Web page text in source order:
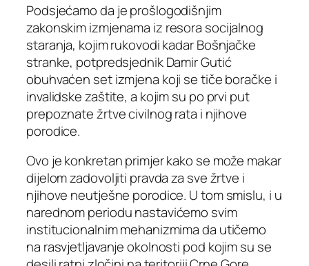
Podsjećamo da je prošlogodišnjim
zakonskim izmjenama iz resora socijalnog
staranja, kojim rukovodi kadar Bošnjačke
stranke, potpredsjednik Damir Gutić
obuhvaćen set izmjena koji se tiče boračke i
invalidske zaštite, a kojim su po prvi put
prepoznate žrtve civilnog rata i njihove
porodice.
Ovo je konkretan primjer kako se može makar
dijelom zadovoljiti pravda za sve žrtve i
njihove neutješne porodice. U tom smislu, i u
narednom periodu nastavićemo svim
institucionalnim mehanizmima da utičemo
na rasvjetljavanje okolnosti pod kojim su se